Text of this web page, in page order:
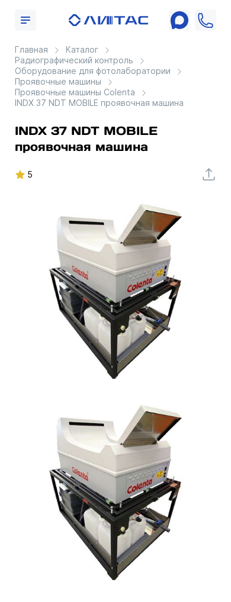
Главная
Каталог
Радиографический контроль
Оборудование для фотолаборатории
Проявочные машины
Проявочные машины Colenta
INDX 37 NDT MOBILE проявочная машина
INDX 37 NDT MOBILE
проявочная машина
5